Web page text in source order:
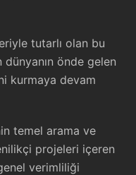
tutarlı olan bu
dünyanın önde gelen
kurmaya devam
temel arama ve
projeleri içeren
verimliliği